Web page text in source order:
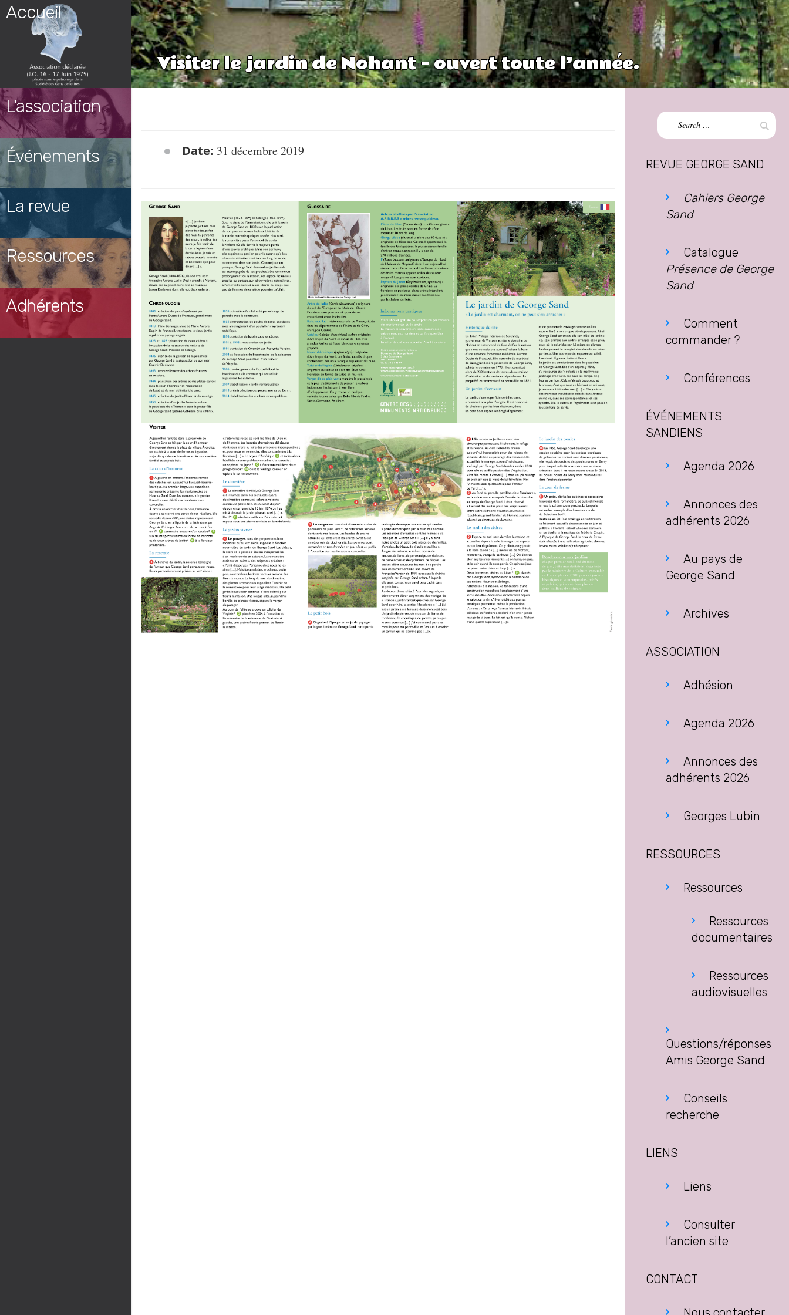
Skip
content
Accueil
L'association
Événements
La revue
Ressources
Adhérents
Visiter le jardin de Nohant – ouvert toute l’année.
Date: 31 décembre 2019
Search
for:
REVUE GEORGE SAND
Cahiers George
Sand
Catalogue
Présence de George
Sand
Comment
commander ?
Conférences
ÉVÉNEMENTS
SANDIENS
Agenda 2026
Annonces des
adhérents 2026
Au pays de
George Sand
Archives
ASSOCIATION
Adhésion
Agenda 2026
Annonces des
adhérents 2026
Georges Lubin
RESSOURCES
Ressources
Ressources
documentaires
Ressources
audiovisuelles
Questions/réponses
Amis George Sand
Conseils
recherche
LIENS
Liens
Consulter
l’ancien site
CONTACT